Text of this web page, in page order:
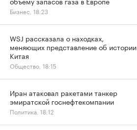
Бизнес, 18:23
WSJ рассказала о находках,
меняющих представление об истории
Китая
Общество, 18:15
Иран атаковал ракетами танкер
эмиратской госнефтекомпании
Политика, 18:12